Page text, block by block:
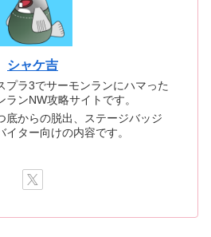
シャケ吉
プラ3でサーモンランにハマった
ンNW攻略サイトです。
底からの脱出、ステージバッジ
ター向けの内容です。